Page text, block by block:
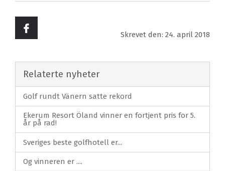
Skrevet den: 24. april 2018
Relaterte nyheter
Golf rundt Vänern satte rekord
Ekerum Resort Öland vinner en fortjent pris for 5.
år på rad!
Sveriges beste golfhotell er...
Og vinneren er ....